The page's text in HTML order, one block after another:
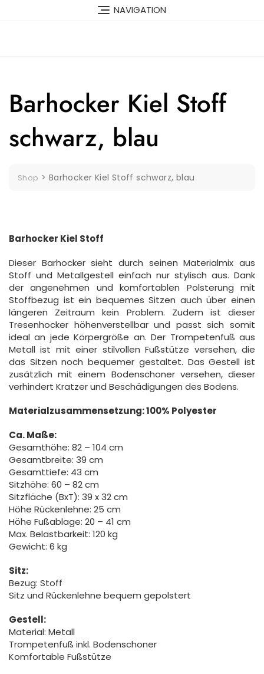
NAVIGATION
Barhocker Kiel Stoff
schwarz, blau
Shop > Barhocker Kiel Stoff schwarz, blau
Barhocker Kiel Stoff
Dieser Barhocker sieht durch seinen Materialmix aus
Stoff und Metallgestell einfach nur stylisch aus. Dank
der angenehmen und komfortablen Polsterung mit
Stoffbezug ist ein bequemes Sitzen auch über einen
längeren Zeitraum kein Problem. Zudem ist dieser
Tresenhocker höhenverstellbar und passt sich somit
ideal an jede Körpergröße an. Der Trompetenfuß aus
Metall ist mit einer stilvollen Fußstütze versehen, die
das Sitzen noch bequemer gestaltet. Das Gestell ist
zusätzlich mit einem Bodenschoner versehen, dieser
verhindert Kratzer und Beschädigungen des Bodens.
Materialzusammensetzung: 100% Polyester
Ca. Maße:
Gesamthöhe: 82 – 104 cm
Gesamtbreite: 39 cm
Gesamttiefe: 43 cm
Sitzhöhe: 60 – 82 cm
Sitzfläche (BxT): 39 x 32 cm
Höhe Rückenlehne: 25 cm
Höhe Fußablage: 20 – 41 cm
Max. Belastbarkeit: 120 kg
Gewicht: 6 kg
Sitz:
Bezug: Stoff
Sitz und Rückenlehne bequem gepolstert
Gestell:
Material: Metall
Trompetenfuß inkl. Bodenschoner
Komfortable Fußstütze